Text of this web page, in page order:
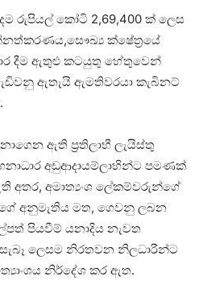
රුපියල් කෝටි 2,69,400 ක් ලෙස
ක්ෂේත්‍රයේ
දීම ඇතුළු කටයුතු හේතුවෙන්
ඇතැයි ඇමතිවරයා කැබිනට්
ඇති ප්‍රතිලාභී ලැයිස්තු
අඩුආදායම්ලාභින්ට පමණක්
අතර, අමාත්‍යංශ ලේකම්වරුන්ගේ
අනුමැතිය මත, ගෙවනු ලබන
පියවීම් යනාදිය නැවත
ලෙසම නිරතවන නිලධාරීන්ට
නිර්දේශ කර ඇත.